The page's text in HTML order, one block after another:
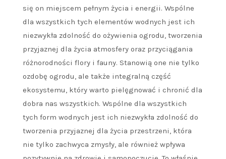
się on miejscem pełnym życia i energii. Wspólne
dla wszystkich tych elementów wodnych jest ich
niezwykła zdolność do ożywienia ogrodu, tworzenia
przyjaznej dla życia atmosfery oraz przyciągania
różnorodności flory i fauny. Stanowią one nie tylko
ozdobę ogrodu, ale także integralną część
ekosystemu, który warto pielęgnować i chronić dla
dobra nas wszystkich. Wspólne dla wszystkich
tych form wodnych jest ich niezwykła zdolność do
tworzenia przyjaznej dla życia przestrzeni, która
nie tylko zachwyca zmysły, ale również wpływa